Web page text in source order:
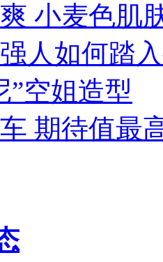
小麦色肌
人如何踏
”空姐造型
期待值最